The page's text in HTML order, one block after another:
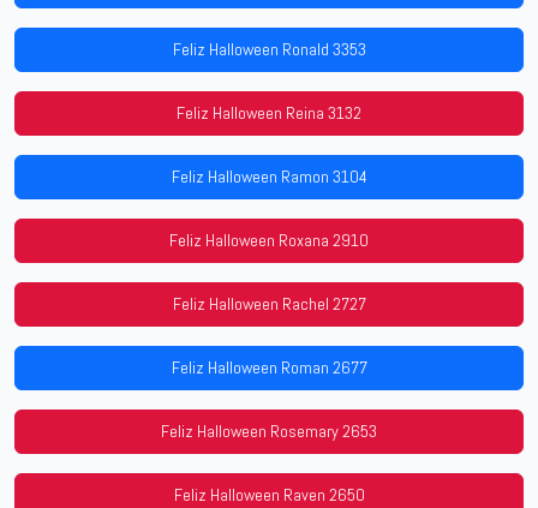
Feliz Halloween Ronald 3353
Feliz Halloween Reina 3132
Feliz Halloween Ramon 3104
Feliz Halloween Roxana 2910
Feliz Halloween Rachel 2727
Feliz Halloween Roman 2677
Feliz Halloween Rosemary 2653
Feliz Halloween Raven 2650